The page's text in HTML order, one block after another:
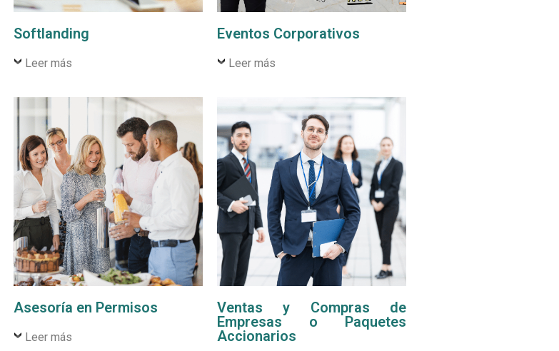
Softlanding
Leer más
Eventos Corporativos
Leer más
Asesoría en Permisos
Leer más
Ventas y Compras de
Empresas o Paquetes
Accionarios